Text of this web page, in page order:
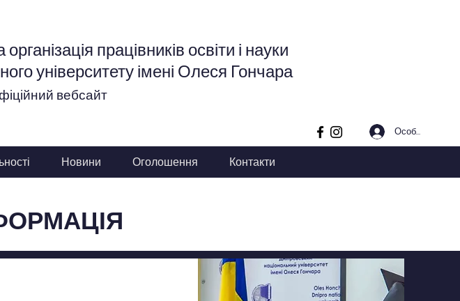
працівників освіти і науки
університету імені Олеся Гончара
вебсайт
Особистий
Новини Оголошення Контакти